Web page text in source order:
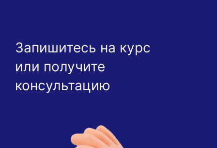
Запишитесь на курс
или получите
консультацию